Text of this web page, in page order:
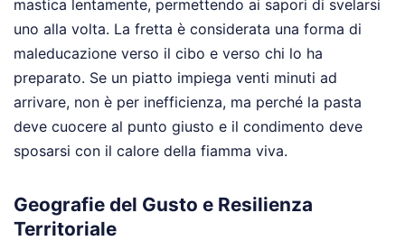
mastica lentamente, permettendo ai sapori di svelarsi
uno alla volta. La fretta è considerata una forma di
maleducazione verso il cibo e verso chi lo ha
preparato. Se un piatto impiega venti minuti ad
arrivare, non è per inefficienza, ma perché la pasta
deve cuocere al punto giusto e il condimento deve
sposarsi con il calore della fiamma viva.
Geografie del Gusto e Resilienza
Territoriale